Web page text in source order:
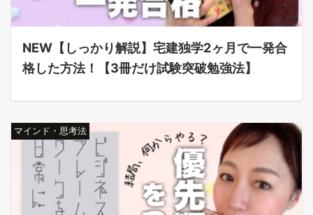
NEW【しっかり解説】宅建独学2ヶ月で一発合
格した方法！【3冊だけ試験突破勉強法】
マインド・思考法